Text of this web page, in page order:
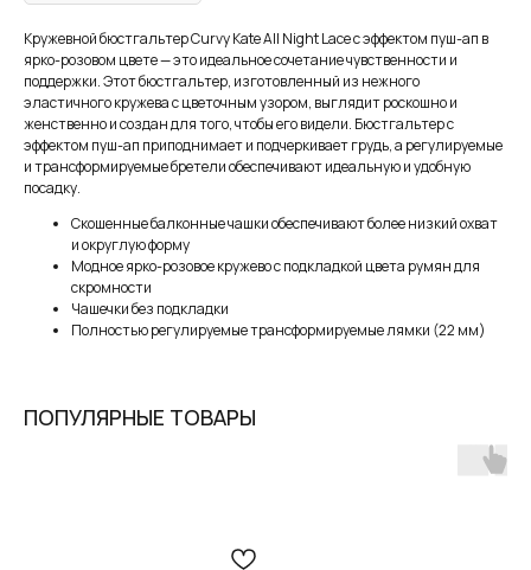
Кружевной бюстгальтер Curvy Kate All Night Lace с эффектом пуш-ап в
ярко-розовом цвете — это идеальное сочетание чувственности и
поддержки. Этот бюстгальтер, изготовленный из нежного
эластичного кружева с цветочным узором, выглядит роскошно и
женственно и создан для того, чтобы его видели. Бюстгальтер с
эффектом пуш-ап приподнимает и подчеркивает грудь, а регулируемые
и трансформируемые бретели обеспечивают идеальную и удобную
посадку.
Скошенные балконные чашки обеспечивают более низкий охват
и округлую форму
Модное ярко-розовое кружево с подкладкой цвета румян для
скромности
Чашечки без подкладки
Полностью регулируемые трансформируемые лямки (22 мм)
ПОПУЛЯРНЫЕ ТОВАРЫ
ЗАПИСАТЬСЯ НА КОНСУЛЬТАЦИЮ